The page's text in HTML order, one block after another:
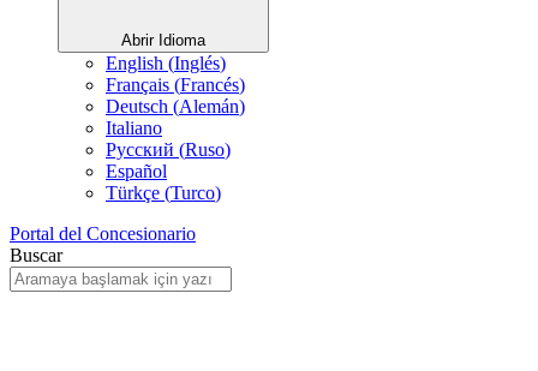
Abrir Idioma
English (Inglés)
Français (Francés)
Deutsch (Alemán)
Italiano
Русский (Ruso)
Español
Türkçe (Turco)
Portal del Concesionario
Buscar